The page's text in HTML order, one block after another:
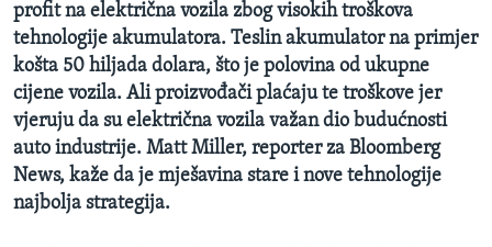
profit na električna vozila zbog visokih troškova
tehnologije akumulatora. Teslin akumulator na primjer
košta 50 hiljada dolara, što je polovina od ukupne
cijene vozila. Ali proizvođači plaćaju te troškove jer
vjeruju da su električna vozila važan dio budućnosti
auto industrije. Matt Miller, reporter za Bloomberg
News, kaže da je mješavina stare i nove tehnologije
najbolja strategija.